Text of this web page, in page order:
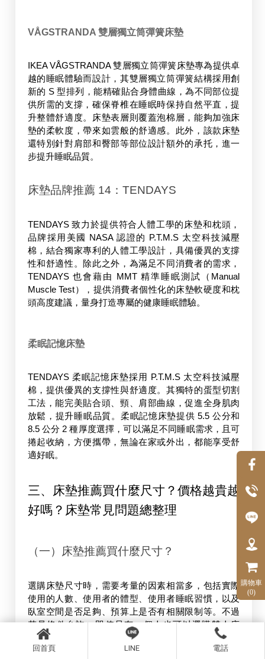
VÅGSTRANDA 雙層獨立筒彈簧床墊
IKEA VÅGSTRANDA 雙層獨立筒彈簧床墊專為提供卓
越的睡眠體驗而設計，其雙層獨立筒彈簧結構採用創
新的 S 型排列，能精確貼合身體曲線，為不同部位提
供所需的支撐，確保脊椎在睡眠時保持自然平直，提
升整體舒適度。床墊表層則覆蓋泡棉層，能夠加強床
墊的柔軟度，帶來如雲般的舒適感。此外，該款床墊
還特別針對肩部和臀部等部位設計額外的承托，進一
步提升睡眠品質。
床墊品牌推薦 14：TENDAYS
TENDAYS 致力於提供符合人體工學的床墊和枕頭，
品牌採用美國 NASA 認證的 P.T.M.S 太空科技減壓
棉，結合獨家專利的人體工學設計，具備優異的支撐
性和舒適性。除此之外，為滿足不同消費者的需求，
TENDAYS 也會藉由 MMT 精準睡眠測試（Manual
Muscle Test），提供消費者個性化的床墊軟硬度和枕
頭高度建議，量身打造專屬的健康睡眠體驗。
柔眠記憶床墊
TENDAYS 柔眠記憶床墊採用 P.T.M.S 太空科技減壓
棉，提供優異的支撐性與舒適度。其獨特的蛋型切割
工法，能完美貼合頭、頸、肩部曲線，促進全身肌肉
放鬆，提升睡眠品質。柔眠記憶床墊提供 5.5 公分和
8.5 公分 2 種厚度選擇，可以滿足不同睡眠需求，且可
捲起收納，方便攜帶，無論在家或外出，都能享受舒
適好眠。
三、 床墊推薦買什麼尺寸？價格越貴越
好嗎？ 床墊常見問題總整理
（一）床墊推薦買什麼尺寸？
選購床墊尺寸時，需要考量的因素相當多，包括實際
使用的人數、使用者的體型、使用者睡眠習慣，以及
臥室空間是否足夠、預算上是否有相關限制等。不過
若是條件允許，即使只有一個人也可以選購雙人床
墊，若是有生育或是和寵物同睡的規劃，則建議至少
選擇雙人加大床墊，以免互相干擾、影響彼此的睡眠
回首頁 LINE 電話
購物車
(0)